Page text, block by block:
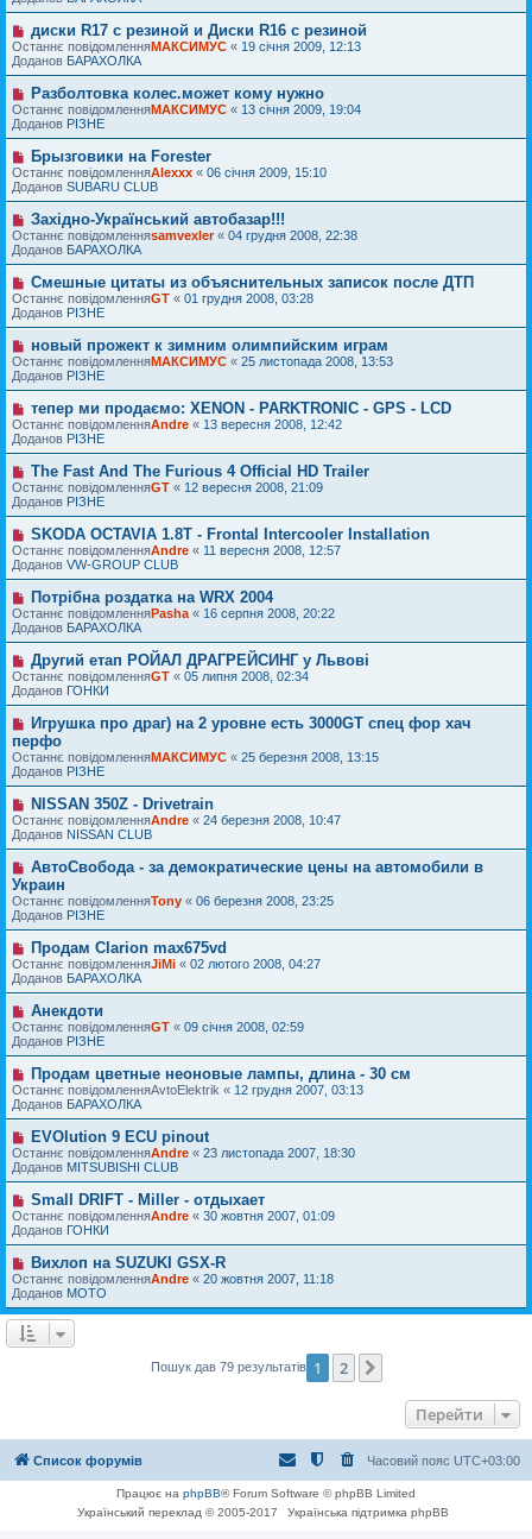
е
н
я
і
д
о
м
л
е
н
н
я
е
о
в
і
д
м
л
е
н
н
я
Н
о
в
е
п
о
в
і
д
м
л
е
н
н
я
диски R17 с резиной и Диски R16 с резиной
Останнє повідомленняМАКСИМУС « 19 січня 2009, 12:13
Доданов БАРАХОЛКА
Н
о
в
е
п
о
в
і
д
о
м
л
е
н
я
Разболтовка колес.может кому нужно
Останнє повідомленняМАКСИМУС « 13 січня 2009, 19:04
Доданов РІЗНЕ
Н
о
в
е
п
о
в
і
д
о
м
л
е
н
н
я
Брызговики на Forester
Останнє повідомленняAlexxx « 06 січня 2009, 15:10
Доданов SUBARU CLUB
Н
о
в
е
п
о
в
і
д
о
м
л
е
н
я
Західно-Український автобазар!!!
Останнє повідомленняsamvexler« 04 грудня 2008, 22:38
Доданов БАРАХОЛКА
Н
о
в
е
о
в
і
д
о
м
л
е
н
я
Смешные цитаты из объяснительных записок после ДТП
Останнє повідомленняGT « 01 грудня 2008, 03:28
Доданов РІЗНЕ
Н
о
в
е
в
і
д
м
л
е
н
н
я
новый прожект к зимним олимпийским играм
Останнє повідомленняМАКСИМУС « 25 листопада 2008, 13:53
Доданов РІЗНЕ
Н
о
в
е
п
в
і
д
о
м
л
е
н
н
я
тепер ми продаємо: XENON - PARKTRONIC - GPS - LCD
Останнє повідомленняAndre « 13 вересня 2008, 12:42
Доданов РІЗНЕ
Н
о
в
е
п
о
в
і
д
м
л
е
н
я
The Fast And The Furious 4 Official HD Trailer
Останнє повідомленняGT « 12 вересня 2008, 21:09
Доданов РІЗНЕ
Н
о
в
е
п
о
в
і
д
о
м
л
е
н
н
я
SKODA OCTAVIA 1.8T - Frontal Intercooler Installation
Останнє повідомленняAndre « 11 вересня 2008, 12:57
Доданов VW-GROUP CLUB
Н
о
в
е
о
в
і
д
м
л
е
н
н
я
Потрібна роздатка на WRX 2004
Останнє повідомленняPasha « 16 серпня 2008, 20:22
Доданов БАРАХОЛКА
Н
о
в
е
п
о
в
і
д
о
м
л
е
н
я
Другий етап РОЙАЛ ДРАГРЕЙСИНГ у Львові
Останнє повідомленняGT « 05 липня 2008, 02:34
Доданов ГОНКИ
Н
о
в
е
п
в
і
д
о
м
л
е
н
н
Игрушка про драг) на 2 уровне есть 3000GT спец фор хач
перфо
Останнє повідомленняМАКСИМУС « 25 березня 2008, 13:15
Доданов РІЗНЕ
Н
о
в
е
о
в
і
д
о
м
л
е
н
я
NISSAN 350Z - Drivetrain
Останнє повідомленняAndre « 24 березня 2008, 10:47
Доданов NISSAN CLUB
Н
о
в
е
п
в
і
д
о
м
л
е
н
н
я
АвтоСвобода - за демократические цены на автомобили в
Украин
Останнє повідомленняTony « 06 березня 2008, 23:25
Доданов РІЗНЕ
Н
о
в
е
о
в
і
д
м
л
е
н
н
я
Продам Clarion max675vd
Останнє повідомленняJiMi « 02 лютого 2008, 04:27
Доданов БАРАХОЛКА
Н
о
в
е
п
о
в
і
д
м
л
е
н
н
я
Анекдоти
Останнє повідомленняGT « 09 січня 2008, 02:59
Доданов РІЗНЕ
Н
о
в
е
п
о
в
і
д
о
м
л
е
н
н
я
Продам цветные неоновые лампы, длина - 30 см
Останнє повідомленняAvtoElektrik « 12 грудня 2007, 03:13
Доданов БАРАХОЛКА
Н
о
в
е
п
о
в
і
д
м
л
е
н
н
я
EVOlution 9 ECU pinout
Останнє повідомленняAndre « 23 листопада 2007, 18:30
Доданов MITSUBISHI CLUB
Н
о
в
е
п
о
в
і
д
о
м
Small DRIFT - Miller - отдыхает
Останнє повідомленняAndre « 30 жовтня 2007, 01:09
Доданов ГОНКИ
Н
о
в
е
п
о
в
н
Вихлоп на SUZUKI GSX-R
Останнє повідомленняAndre « 20 жовтня 2007, 11:18
Доданов MOTO
Пошук дав 79 результатів 1 2
Перейти
Список форумів Часовий пояс UTC+03:00
Працює на phpBB® Forum Software © phpBB Limited
Український переклад © 2005-2017
Українська підтримка phpBB